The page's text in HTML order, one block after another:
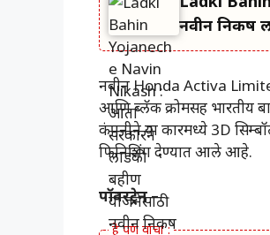
नवीन निकष
नवीन Honda Activa
आणि ब्लॅक क्रोमसह भारतीय
कंपनीने या कारमध्ये 3D
फिनिशिंग देण्यात आले आहे.
पॉवरट्रेन –